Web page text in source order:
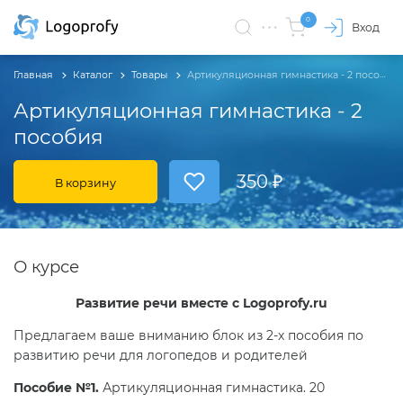
0
Вход
Артикуляционная гимнастика - 2
пособия
Главная Каталог Товары Артикуляционная гимнастика - 2 пособия
В корзину 350 ₽
О курсе
Развитие речи вместе с Logoprofy.ru
Предлагаем ваше вниманию блок из 2-х пособия по
развитию речи для логопедов и родителей
Пособие №1. Артикуляционная гимнастика. 20